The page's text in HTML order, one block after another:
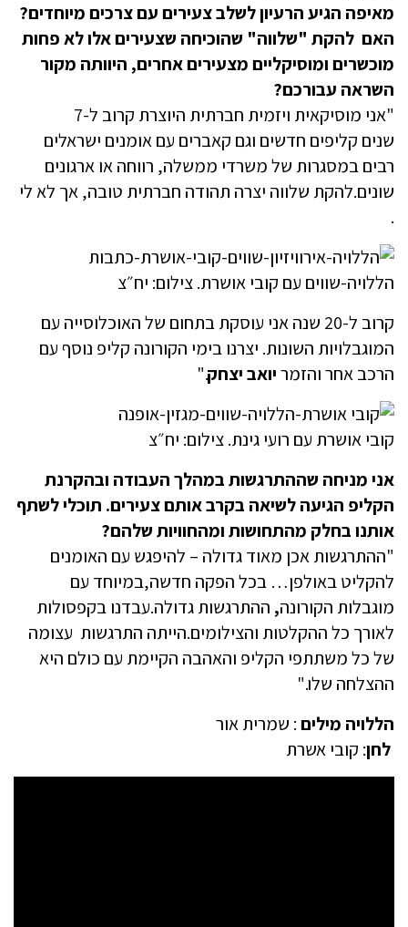
מאיפה הגיע הרעיון לשלב צעירים עם צרכים מיוחדים?
האם להקת "שלווה" שהוכיחה שצעירים אלו לא פחות
מוכשרים ומוסיקליים מצעירים אחרים, היוותה מקור
השראה עבורכם?
"אני מוסיקאית ויזמית חברתית היוצרת קרוב ל-7
שנים קליפים חדשים וגם קאברים עם אומנים ישראלים
רבים במסגרות של משרדי ממשלה, רווחה או ארגונים
שונים.להקת שלווה יצרה תהודה חברתית טובה, אך לא לי
.
הללויה-שווים עם קובי אושרת. צילום: יח״צ
קרוב ל-20 שנה אני עוסקת בתחום של האוכלוסייה עם
המוגבלויות השונות. יצרנו בימי הקורונה קליפ נוסף עם
הרכב אחר והזמריואב יצחק."
קובי אושרת עם רועי גינת. צילום: יח״צ
אני מניחה שההתרגשות במהלך העבודה ובהקרנת
הקליפ הגיעה לשיאה בקרב אותם צעירים. תוכלי לשתף
אותנו בחלק מהתחושות ומהחוויות שלהם?
"ההתרגשות אכן מאוד גדולה – להיפגש עם האומנים
להקליט באולפן… בכל הפקה חדשה,במיוחד עם
מוגבלות הקורונה, ההתרגשות גדולה.עבדנו בקפסולות
לאורך כל ההקלטות והצילומים.הייתה התרגשות עצומה
של כל משתתפי הקליפ והאהבה הקיימת עם כולם היא
ההצלחה שלו."
הללויה מילים: שמרית אור
לחן: קובי אשרת